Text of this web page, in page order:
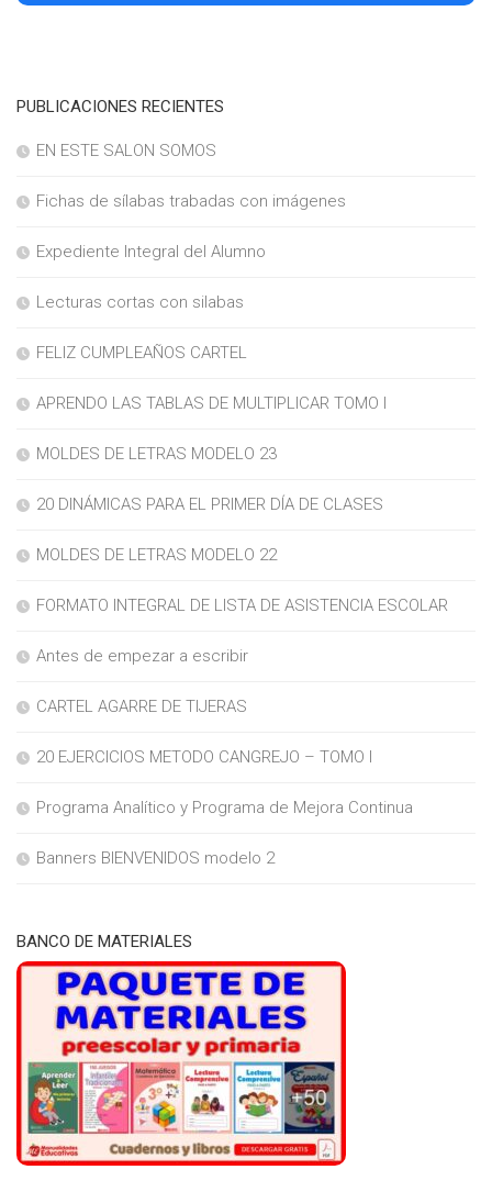
PUBLICACIONES RECIENTES
EN ESTE SALON SOMOS
Fichas de sílabas trabadas con imágenes
Expediente Integral del Alumno
Lecturas cortas con silabas
FELIZ CUMPLEAÑOS CARTEL
APRENDO LAS TABLAS DE MULTIPLICAR TOMO I
MOLDES DE LETRAS MODELO 23
20 DINÁMICAS PARA EL PRIMER DÍA DE CLASES
MOLDES DE LETRAS MODELO 22
FORMATO INTEGRAL DE LISTA DE ASISTENCIA ESCOLAR
Antes de empezar a escribir
CARTEL AGARRE DE TIJERAS
20 EJERCICIOS METODO CANGREJO – TOMO I
Programa Analítico y Programa de Mejora Continua
Banners BIENVENIDOS modelo 2
BANCO DE MATERIALES